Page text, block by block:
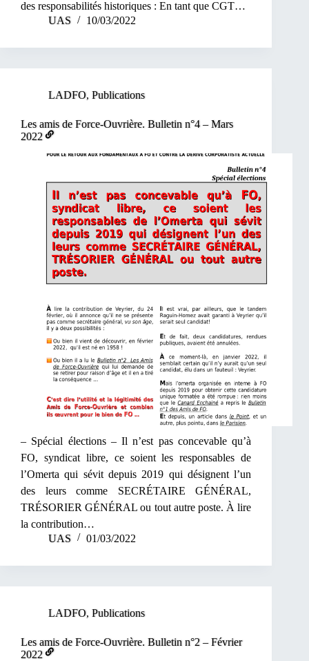
des responsabilités historiques : En tant que CGT…
UAS
10/03/2022
LADFO, Publications
Les amis de Force-Ouvrière. Bulletin n°4 – Mars
2022
– Spécial élections – Il n’est pas concevable qu’à
FO, syndicat libre, ce soient les responsables de
l’Omerta qui sévit depuis 2019 qui désignent l’un
des leurs comme SECRÉTAIRE GÉNÉRAL,
TRÉSORIER GÉNÉRAL ou tout autre poste. À lire
la contribution…
UAS
01/03/2022
LADFO, Publications
Les amis de Force-Ouvrière. Bulletin n°2 – Février
2022